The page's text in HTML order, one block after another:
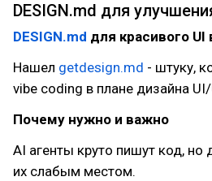
DESIGN.md для
DESIGN.md для красивого UI
Нашел getdesign.md - штуку,
vibe coding в плане дизайна
Почему нужно и важно
AI агенты круто пишут код, но
их слабым местом.